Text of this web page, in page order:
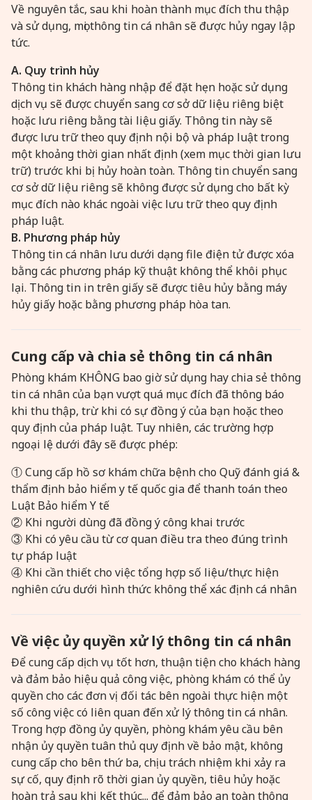
Về nguyên tắc, sau khi hoàn thành mục đích thu thập
và sử dụng, mọi thông tin cá nhân sẽ được hủy ngay lập
tức.
A. Quy trình hủy
Thông tin khách hàng nhập để đặt hẹn hoặc sử dụng
dịch vụ sẽ được chuyển sang cơ sở dữ liệu riêng biệt
hoặc lưu riêng bằng tài liệu giấy. Thông tin này sẽ
được lưu trữ theo quy định nội bộ và pháp luật trong
một khoảng thời gian nhất định (xem mục thời gian lưu
trữ) trước khi bị hủy hoàn toàn. Thông tin chuyển sang
cơ sở dữ liệu riêng sẽ không được sử dụng cho bất kỳ
mục đích nào khác ngoài việc lưu trữ theo quy định
pháp luật.
B. Phương pháp hủy
Thông tin cá nhân lưu dưới dạng file điện tử được xóa
bằng các phương pháp kỹ thuật không thể khôi phục
lại. Thông tin in trên giấy sẽ được tiêu hủy bằng máy
hủy giấy hoặc bằng phương pháp hòa tan.
Cung cấp và chia sẻ thông tin cá nhân
Phòng khám KHÔNG bao giờ sử dụng hay chia sẻ thông
tin cá nhân của bạn vượt quá mục đích đã thông báo
khi thu thập, trừ khi có sự đồng ý của bạn hoặc theo
quy định của pháp luật. Tuy nhiên, các trường hợp
ngoại lệ dưới đây sẽ được phép:
① Cung cấp hồ sơ khám chữa bệnh cho Quỹ đánh giá &
thẩm định bảo hiểm y tế quốc gia để thanh toán theo
Luật Bảo hiểm Y tế
② Khi người dùng đã đồng ý công khai trước
③ Khi có yêu cầu từ cơ quan điều tra theo đúng trình
tự pháp luật
④ Khi cần thiết cho việc tổng hợp số liệu/thực hiện
nghiên cứu dưới hình thức không thể xác định cá nhân
Về việc ủy quyền xử lý thông tin cá nhân
Để cung cấp dịch vụ tốt hơn, thuận tiện cho khách hàng
và đảm bảo hiệu quả công việc, phòng khám có thể ủy
quyền cho các đơn vị đối tác bên ngoài thực hiện một
số công việc có liên quan đến xử lý thông tin cá nhân.
Trong hợp đồng ủy quyền, phòng khám yêu cầu bên
nhận ủy quyền tuân thủ quy định về bảo mật, không
cung cấp cho bên thứ ba, chịu trách nhiệm khi xảy ra
sự cố, quy định rõ thời gian ủy quyền, tiêu hủy hoặc
hoàn trả sau khi kết thúc... để đảm bảo an toàn thông